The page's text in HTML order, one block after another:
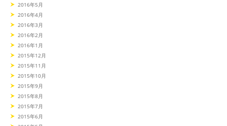
2016年5月
2016年4月
2016年3月
2016年2月
2016年1月
2015年12月
2015年11月
2015年10月
2015年9月
2015年8月
2015年7月
2015年6月